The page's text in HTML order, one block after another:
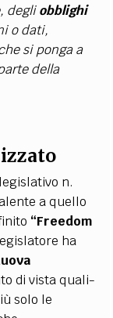
degliobblighi
o dati,
si ponga a
della
n.
a quello
“Freedom
ha
di vista quali-
solo le